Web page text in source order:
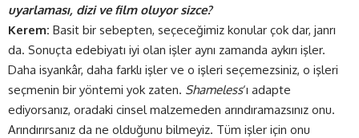
uyarlaması, dizi ve film oluyor sizce?
Kerem: Basit bir sebepten, seçeceğimiz konular çok dar, janrı
da. Sonuçta edebiyatı iyi olan işler aynı zamanda aykırı işler.
Daha isyankâr, daha farklı işler ve o işleri seçemezsiniz, o işleri
seçmenin bir yöntemi yok zaten. Shameless‘ı adapte
ediyorsanız, oradaki cinsel malzemeden arındıramazsınız onu.
Arındırırsanız da ne olduğunu bilmeyiz. Tüm işler için onu